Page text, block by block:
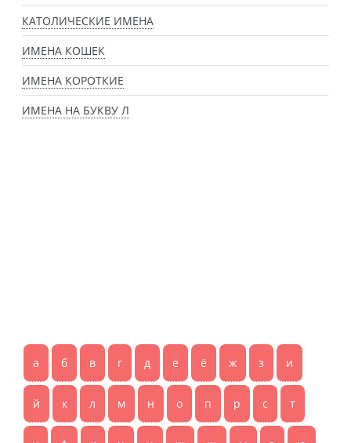
КАТОЛИЧЕСКИЕ ИМЕНА
ИМЕНА КОШЕК
ИМЕНА КОРОТКИЕ
ИМЕНА НА БУКВУ Л
а б в г д е ё ж з и
й к л м н о п р с т